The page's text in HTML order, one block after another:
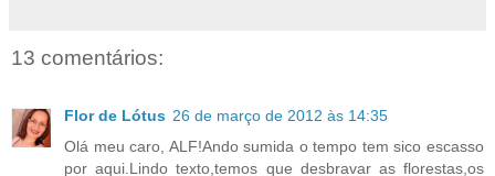
13 comentários:
Flor de Lótus 26 de março de 2012 às 14:35
Olá meu caro, ALF!Ando sumida o tempo tem sico escasso
por aqui.Lindo texto,temos que desbravar as florestas,os